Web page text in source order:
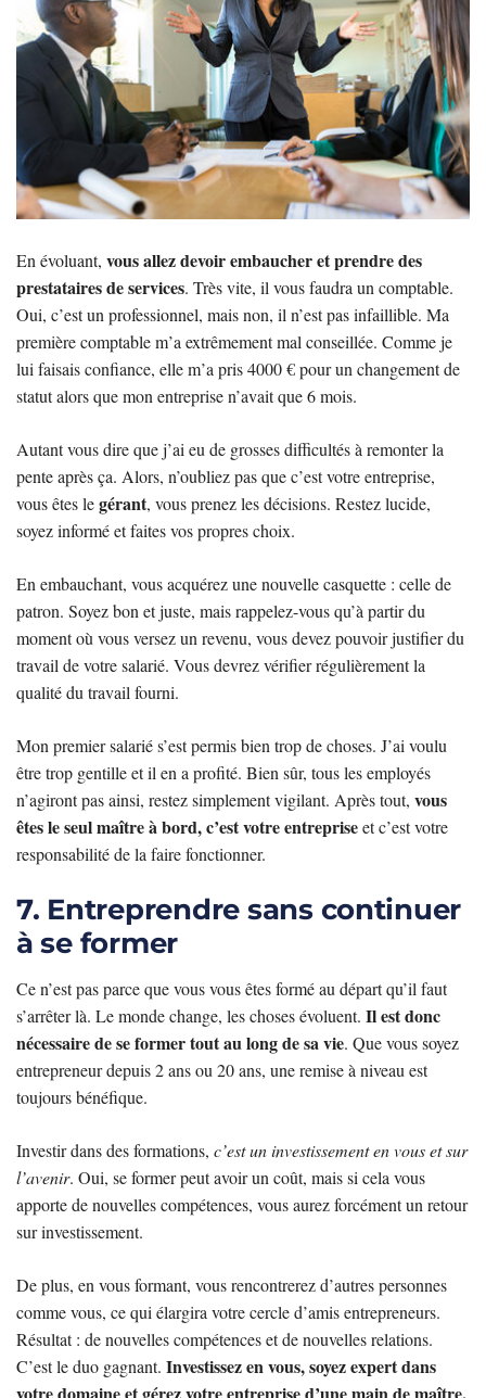
En évoluant, vous allez devoir embaucher et prendre des
prestataires de services. Très vite, il vous faudra un comptable.
Oui, c’est un professionnel, mais non, il n’est pas infaillible. Ma
première comptable m’a extrêmement mal conseillée. Comme je
lui faisais confiance, elle m’a pris 4000 € pour un changement de
statut alors que mon entreprise n’avait que 6 mois.
Autant vous dire que j’ai eu de grosses difficultés à remonter la
pente après ça. Alors, n’oubliez pas que c’est votre entreprise,
vous êtes legérant, vous prenez les décisions. Restez lucide,
soyez informé et faites vos propres choix.
En embauchant, vous acquérez une nouvelle casquette : celle de
patron. Soyez bon et juste, mais rappelez-vous qu’à partir du
moment où vous versez un revenu, vous devez pouvoir justifier du
travail de votre salarié. Vous devrez vérifier régulièrement la
qualité du travail fourni.
Mon premier salarié s’est permis bien trop de choses. J’ai voulu
être trop gentille et il en a profité. Bien sûr, tous les employés
n’agiront pas ainsi, restez simplement vigilant. Après tout, vous
êtes le seul maître à bord, c’est votre entrepriseet c’est votre
responsabilité de la faire fonctionner.
7. Entreprendre sans continuer
à se former
Ce n’est pas parce que vous vous êtes formé au départ qu’il faut
s’arrêter là. Le monde change, les choses évoluent. Il est donc
nécessaire de se former tout au long de sa vie. Que vous soyez
entrepreneur depuis 2 ans ou 20 ans, une remise à niveau est
toujours bénéfique.
Investir dans des formations, c’est un investissement en vous et sur
l’avenir. Oui, se former peut avoir un coût, mais si cela vous
apporte de nouvelles compétences, vous aurez forcément un retour
sur investissement.
De plus, en vous formant, vous rencontrerez d’autres personnes
comme vous, ce qui élargira votre cercle d’amis entrepreneurs.
Résultat : de nouvelles compétences et de nouvelles relations.
C’est le duo gagnant. Investissez en vous, soyez expert dans
votre domaine et gérez votre entreprise d’une main de maître.